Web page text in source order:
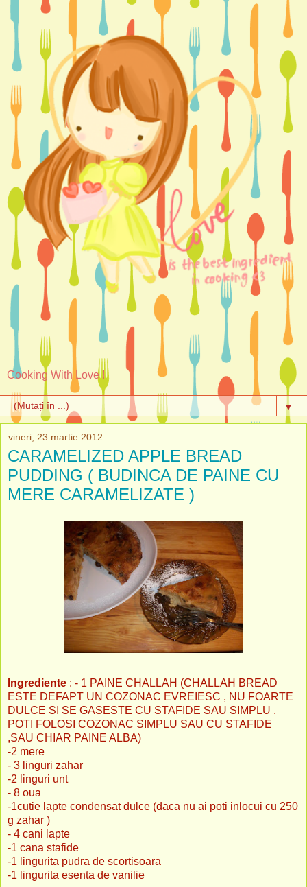
Cooking With Love !
▼
vineri, 23 martie 2012
CARAMELIZED APPLE BREAD
PUDDING ( BUDINCA DE PAINE CU
MERE CARAMELIZATE )
Ingrediente : - 1 PAINE CHALLAH (CHALLAH BREAD
ESTE DEFAPT UN COZONAC EVREIESC , NU FOARTE
DULCE SI SE GASESTE CU STAFIDE SAU SIMPLU .
POTI FOLOSI COZONAC SIMPLU SAU CU STAFIDE
,SAU CHIAR PAINE ALBA)
-2 mere
- 3 linguri zahar
-2 linguri unt
- 8 oua
-1cutie lapte condensat dulce (daca nu ai poti inlocui cu 250
g zahar )
- 4 cani lapte
-1 cana stafide
-1 lingurita pudra de scortisoara
-1 lingurita esenta de vanilie